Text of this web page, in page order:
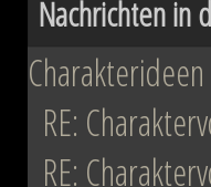
ihn mit
Eindruck
sichert
Nachrichten in
Charakterideen
RE:
RE: